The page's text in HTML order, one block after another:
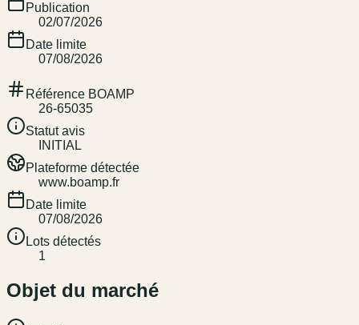
Publication
02/07/2026
Date limite
07/08/2026
Référence BOAMP
26-65035
Statut avis
INITIAL
Plateforme détectée
www.boamp.fr
Date limite
07/08/2026
Lots détectés
1
Objet du marché